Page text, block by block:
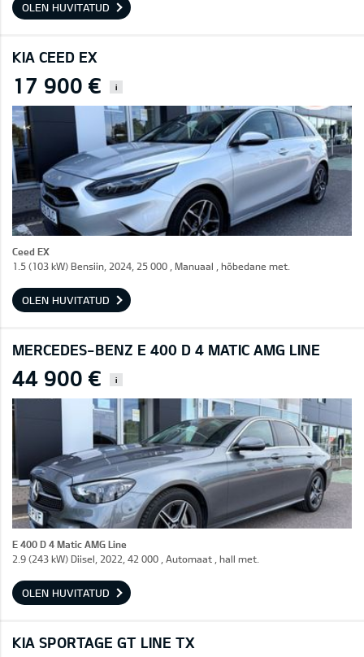
OLEN HUVITATUD
KIA CEED EX
17 900 € i
Ceed EX
1.5 (103 kW) Bensiin, 2024, 25 000 , Manuaal , hõbedane met.
OLEN HUVITATUD
MERCEDES-BENZ E 400 D 4 MATIC AMG LINE
44 900 € i
E 400 D 4 Matic AMG Line
2.9 (243 kW) Diisel, 2022, 42 000 , Automaat , hall met.
OLEN HUVITATUD
KIA SPORTAGE GT LINE TX